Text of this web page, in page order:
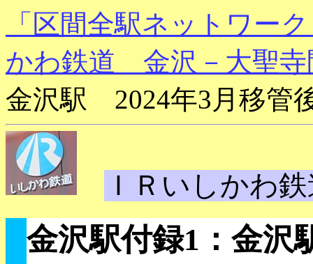
「区間全駅ネットワー
かわ鉄道 金沢－大聖寺
金沢駅 2024年3月移管
ＩＲいしかわ
金沢駅付録1：金